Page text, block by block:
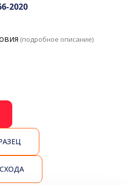
2020
(подробное описание)